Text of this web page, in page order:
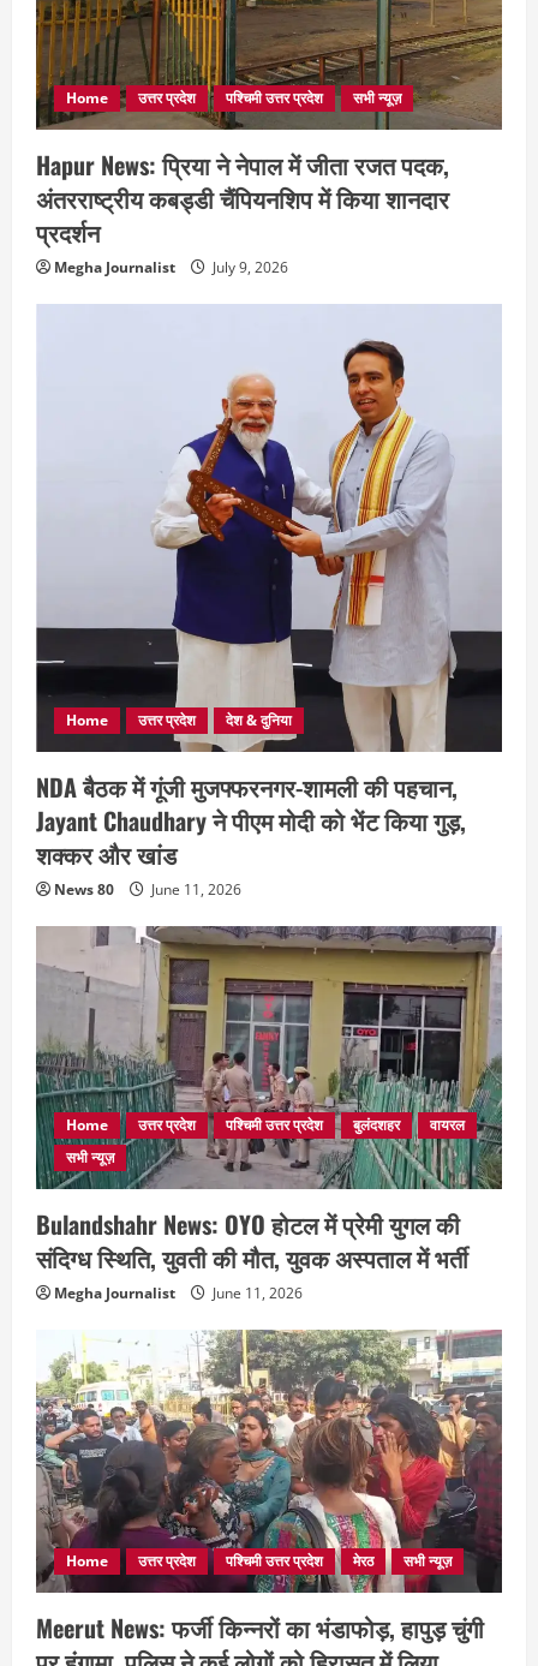
Home उत्तर प्रदेश पश्चिमी उत्तर प्रदेश सभी न्यूज़
Hapur News: प्रिया ने नेपाल में जीता रजत पदक,
अंतरराष्ट्रीय कबड्डी चैंपियनशिप में किया शानदार
प्रदर्शन
Megha Journalist July 9, 2026
Home उत्तर प्रदेश देश & दुनिया
NDA बैठक में गूंजी मुजफ्फरनगर-शामली की पहचान,
Jayant Chaudhary ने पीएम मोदी को भेंट किया गुड़,
शक्कर और खांड
News 80 June 11, 2026
Home उत्तर प्रदेश पश्चिमी उत्तर प्रदेश बुलंदशहर
वायरल
सभी न्यूज़
Bulandshahr News: OYO होटल में प्रेमी युगल की
संदिग्ध स्थिति, युवती की मौत, युवक अस्पताल में भर्ती
Megha Journalist June 11, 2026
Home उत्तर प्रदेश पश्चिमी उत्तर प्रदेश मेरठ सभी न्यूज़
Meerut News: फर्जी किन्नरों का भंडाफोड़, हापुड़ चुंगी